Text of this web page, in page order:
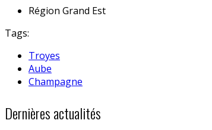
Région Grand Est
Tags:
Troyes
Aube
Champagne
Dernières actualités